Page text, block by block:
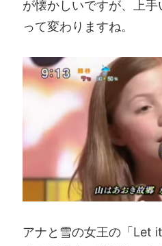
が懐かしいですが、上
って変わりますね。
アナと雪の女王の「Let